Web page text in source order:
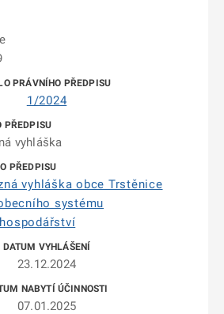
1/2024
vyhláška
vyhláška obce Trstěnice
systému
23.12.2024
07.01.2025